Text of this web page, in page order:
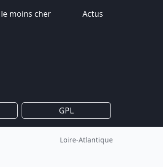
moins cher Actus
GPL
Loire-Atlantique